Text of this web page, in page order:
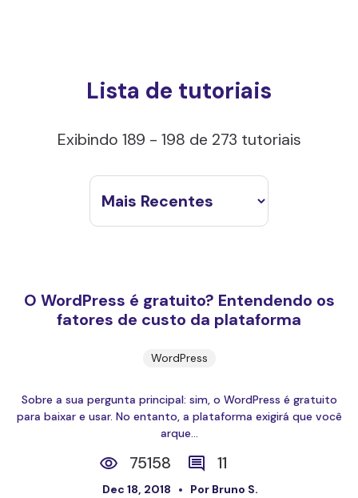
Lista de tutoriais
Exibindo 189 - 198 de 273 tutoriais
O WordPress é gratuito? Entendendo os
fatores de custo da plataforma
WordPress
Sobre a sua pergunta principal: sim, o WordPress é gratuito
para baixar e usar. No entanto, a plataforma exigirá que você
arque...
75158 11
Dec 18, 2018 Por Bruno S.